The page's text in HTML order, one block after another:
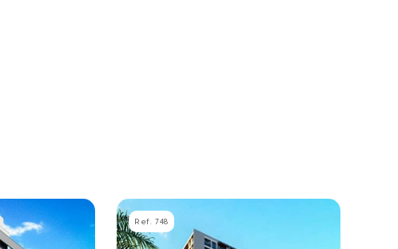
Ref. 748